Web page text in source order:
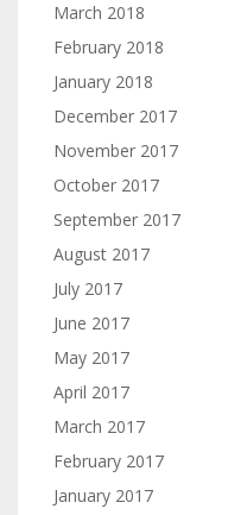
March 2018
February 2018
January 2018
December 2017
November 2017
October 2017
September 2017
August 2017
July 2017
June 2017
May 2017
April 2017
March 2017
February 2017
January 2017